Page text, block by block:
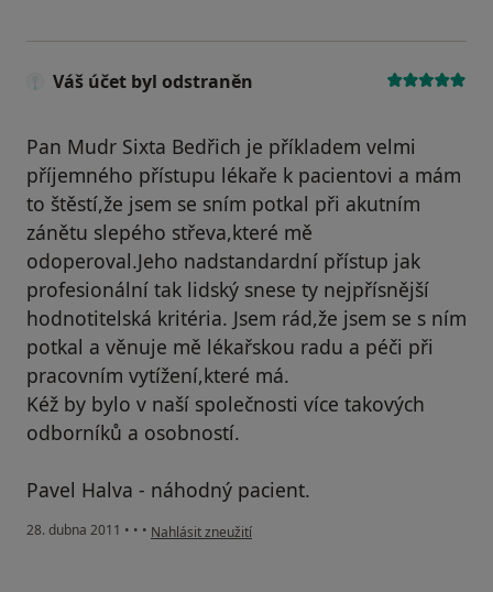
Váš účet byl odstraněn
Pan Mudr Sixta Bedřich je příkladem velmi
příjemného přístupu lékaře k pacientovi a mám
to štěstí,že jsem se sním potkal při akutním
zánětu slepého střeva,které mě
odoperoval.Jeho nadstandardní přístup jak
profesionální tak lidský snese ty nejpřísnější
hodnotitelská kritéria. Jsem rád,že jsem se s ním
potkal a věnuje mě lékařskou radu a péči při
pracovním vytížení,které má.
Kéž by bylo v naší společnosti více takových
odborníků a osobností.
Pavel Halva - náhodný pacient.
28. dubna 2011 • • • podle názoru uživatele Váš účet byl odstraněn
Nahlásit zneužití